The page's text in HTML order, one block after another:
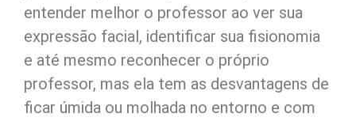
entender melhor o professor ao ver sua
expressão facial, identificar sua fisionomia
e até mesmo reconhecer o próprio
professor, mas ela tem as desvantagens de
ficar úmida ou molhada no entorno e com